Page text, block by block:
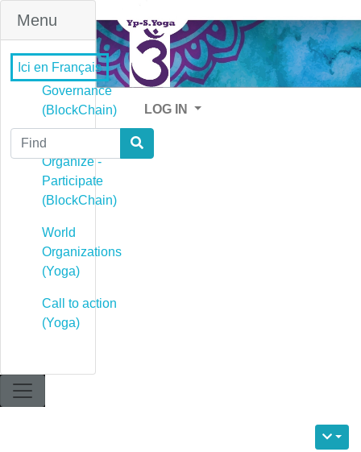
Menu
Governance
(BlockChain)
Governance -
Organize -
Participate
(BlockChain)
World
Organizations
(Yoga)
Call to action
(Yoga)
Ici en Français
LOG IN
Find